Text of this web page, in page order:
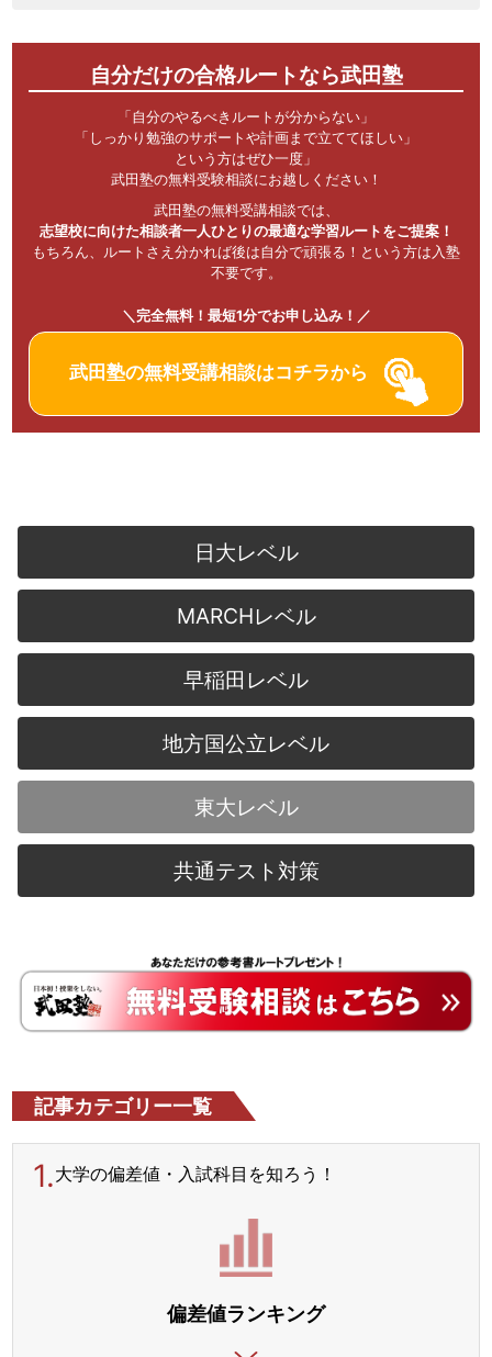
自分だけの合格ルートなら武田塾
「自分のやるべきルートが分からない」
「しっかり勉強のサポートや計画まで立ててほしい」
という方はぜひ一度」
武田塾の無料受験相談にお越しください！
武田塾の無料受講相談では、
志望校に向けた相談者一人ひとりの最適な学習ルートをご提案！
もちろん、ルートさえ分かれば後は自分で頑張る！という方は入塾
不要です。
＼完全無料！最短1分でお申し込み！／
武田塾の無料受講相談はコチラから
日大レベル
MARCHレベル
早稲田レベル
地方国公立レベル
東大レベル
共通テスト対策
記事カテゴリー一覧
1.大学の偏差値・入試科目を知ろう！
偏差値ランキング